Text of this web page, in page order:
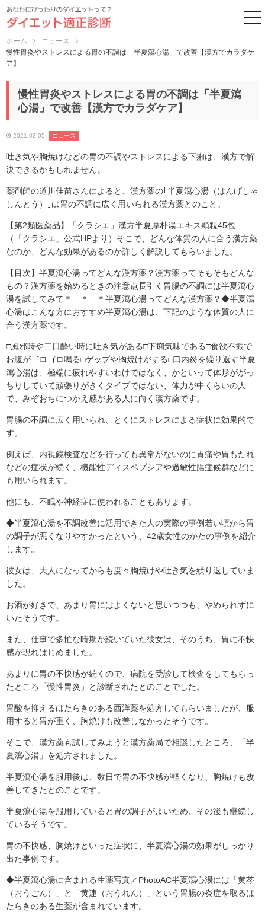
ホーム
ニュース
慢性胃炎やストレスによる胃の不調は「半夏瀉心湯」で改善【漢方でカラダケ
ア】
慢性胃炎やストレスによる胃の不調は「半夏瀉
心湯」で改善【漢方でカラダケア】
2021.02.05 ニュース
吐き気や胸焼けなどの胃の不調やストレスによる下痢は、漢方で解
決できるかもしれません。
薬剤師の道川佳苗さんによると、漢方薬の｢半夏瀉心湯（はんげしゃ
しんとう）｣は胃の不調に広く用いられる漢方薬とのこと。
【第2類医薬品】「クラシエ」漢方半夏厚朴湯エキス顆粒45包
（「クラシエ」公式HPより）そこで、どんな体質の人に合う漢方薬
なのか、どんな効果があるのか詳しく解説してもらいました。
【目次】半夏瀉心湯ってどんな漢方薬？漢方薬ってそもそもどんな
もの？漢方薬を始めるときの注意点長引く胃腸の不調には半夏瀉心
湯を試してみて＊ ＊ ＊半夏瀉心湯ってどんな漢方薬？◆半夏瀉
心湯はこんな方におすすめ半夏瀉心湯は、下記のような体質の人に
合う漢方薬です。
□風邪時や二日酔い時に吐き気がある□下痢気味である□食欲不振で
お腹がゴロゴロ鳴る□ゲップや胸焼けがする□口内炎を繰り返す半夏
瀉心湯は、極端に疲れやすいわけではなく、かといって体形ががっ
ちりしていて頑張りがきくタイプではない、体力が中くらいの人
で、みぞおちにつかえ感がある人に向く漢方薬です。
胃腸の不調に広く用いられ、とくにストレスによる症状に効果的で
す。
例えば、内視鏡検査などを行っても異常がないのに胃痛や胃もたれ
などの症状が続く、機能性ディスペプシアや過敏性腸症候群などに
も用いられます。
他にも、不眠や神経症に使われることもあります。
◆半夏瀉心湯を不調改善に活用できた人の実際の事例若い頃から胃
の調子が悪くなりやすかったという、42歳女性のかたの事例を紹介
します。
彼女は、大人になってからも度々胸焼けや吐き気を繰り返していま
した。
お酒が好きで、あまり胃にはよくないと思いつつも、やめられずに
いたそうです。
また、仕事で多忙な時期が続いていた彼女は、そのうち、胃に不快
感が現れはじめました。
あまりに胃の不快感が続くので、病院を受診して検査をしてもらっ
たところ「慢性胃炎」と診断されたとのことでした。
胃酸を抑えるはたらきのある西洋薬を処方してもらいましたが、服
用すると胃が重く、胸焼けも改善しなかったそうです。
そこで、漢方薬も試してみようと漢方薬局で相談したところ、「半
夏瀉心湯」を処方されました。
半夏瀉心湯を服用後は、数日で胃の不快感が軽くなり、胸焼けも改
善してきたとのことです。
半夏瀉心湯を服用していると胃の調子がよいため、その後も継続し
ているそうです。
胃の不快感、胸焼けといった症状に、半夏瀉心湯の効果がしっかり
出た事例です。
◆半夏瀉心湯に含まれる生薬写真／PhotoAC半夏瀉心湯には「黄芩
（おうごん）」と「黄連（おうれん）」という胃腸の炎症を取るは
たらきのある生薬が含まれています。